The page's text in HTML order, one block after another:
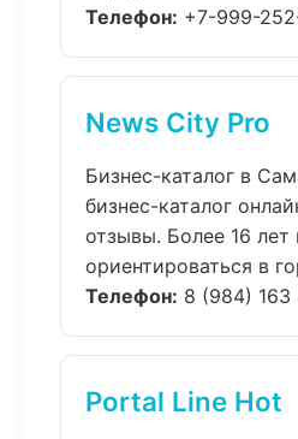
Телефон: +7-999-
News City Pro
Бизнес-каталог в
бизнес-каталог
отзывы. Более 16 лет
ориентироваться в
Телефон: 8 (984) 163
Portal Line Hot